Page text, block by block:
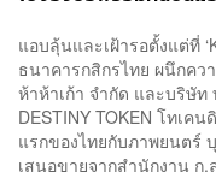
แอบลุ้นและเฝ้ารอตั้งแต่ที่
ธนาคารกสิกรไทย ผนึกคว
ห้าห้าเก้า จำกัด และบริษัท
DESTINY TOKEN โทเค
แรกของไทยกับภาพยนตร์
เสนอขายจากสำนักงาน ก.